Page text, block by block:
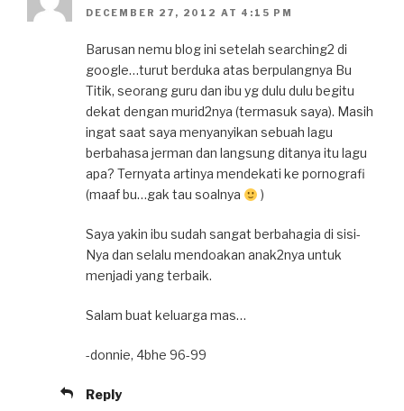
DECEMBER 27, 2012 AT 4:15 PM
Barusan nemu blog ini setelah searching2 di
google…turut berduka atas berpulangnya Bu
Titik, seorang guru dan ibu yg dulu dulu begitu
dekat dengan murid2nya (termasuk saya). Masih
ingat saat saya menyanyikan sebuah lagu
berbahasa jerman dan langsung ditanya itu lagu
apa? Ternyata artinya mendekati ke pornografi
(maaf bu…gak tau soalnya
)
Saya yakin ibu sudah sangat berbahagia di sisi-
Nya dan selalu mendoakan anak2nya untuk
menjadi yang terbaik.
Salam buat keluarga mas…
-donnie, 4bhe 96-99
Reply